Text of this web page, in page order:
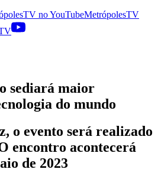
noYouTubeMetrópolesTV
sediará maior
do mundo
o evento será realizado
encontro acontecerá
de 2023